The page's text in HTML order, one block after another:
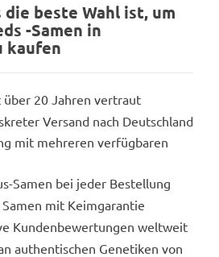
die beste Wahl ist, um
-Samen in
kaufen
über 20 Jahren vertraut
Versand nach Deutschland
mit mehreren verfügbaren
Samen bei jeder Bestellung
mit Keimgarantie
Kundenbewertungen weltweit
authentischen Genetiken von